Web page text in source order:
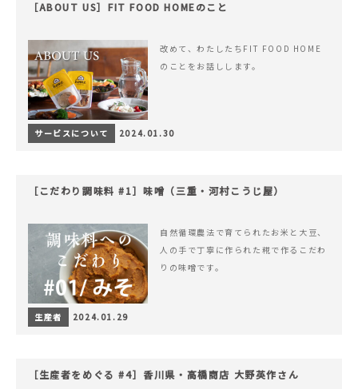
［ABOUT US］FIT FOOD HOMEのこと
改めて、わたしたちFIT FOOD HOME
のことをお話しします。
サービスについて 2024.01.30
［こだわり調味料 #1］味噌（三重・河村こうじ屋）
自然循環農法で育てられたお米と大豆、
人の手で丁寧に作られた糀で作るこだわ
りの味噌です。
生産者 2024.01.29
［生産者をめぐる #4］香川県・高橋商店 大野英作さん